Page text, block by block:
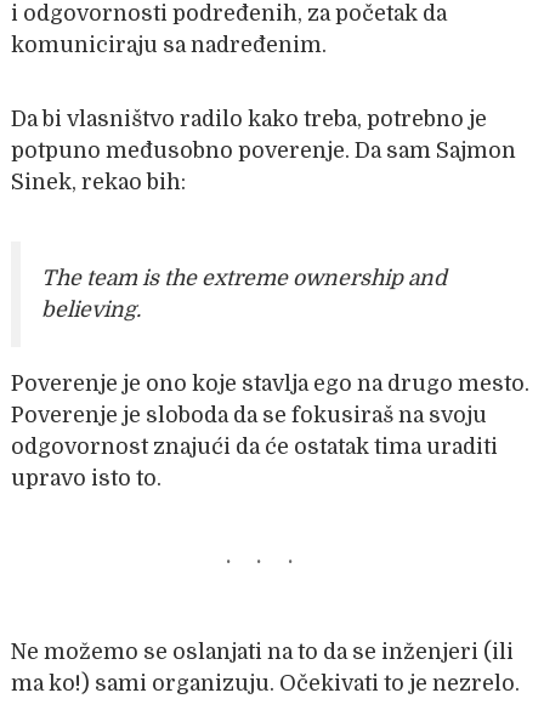
i odgovornosti podređenih, za početak da
komuniciraju sa nadređenim.
Da bi vlasništvo radilo kako treba, potrebno je
potpuno međusobno poverenje. Da sam Sajmon
Sinek, rekao bih:
The team is the extreme ownership and
believing.
Poverenje je ono koje stavlja ego na drugo mesto.
Poverenje je sloboda da se fokusiraš na svoju
odgovornost znajući da će ostatak tima uraditi
upravo isto to.
Ne možemo se oslanjati na to da se inženjeri (ili
ma ko!) sami organizuju. Očekivati to je nezrelo.